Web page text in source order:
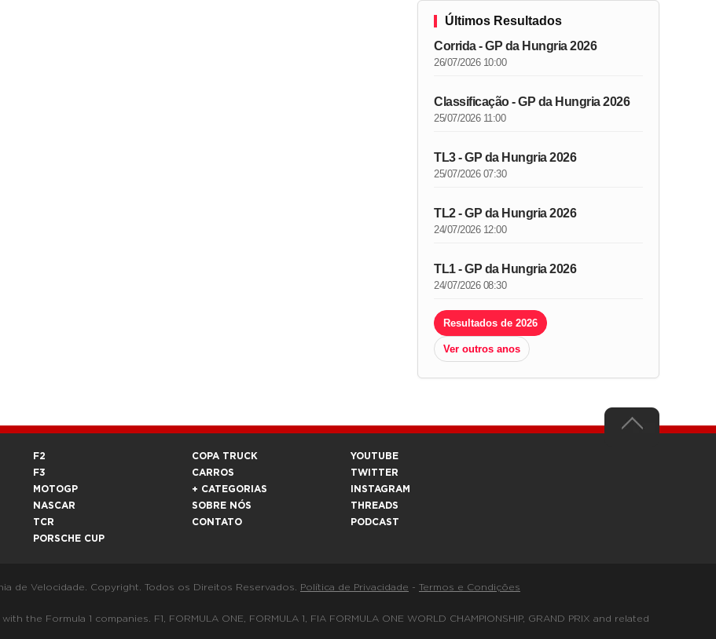
Últimos Resultados
Corrida - GP da Hungria 2026
26/07/2026 10:00
Classificação - GP da Hungria 2026
25/07/2026 11:00
TL3 - GP da Hungria 2026
25/07/2026 07:30
TL2 - GP da Hungria 2026
24/07/2026 12:00
TL1 - GP da Hungria 2026
24/07/2026 08:30
Resultados de 2026
Ver outros anos
F2
F3
MOTOGP
NASCAR
TCR
PORSCHE CUP
COPA TRUCK
CARROS
+ CATEGORIAS
SOBRE NÓS
CONTATO
YOUTUBE
TWITTER
INSTAGRAM
THREADS
PODCAST
de Velocidade. Copyright. Todos os Direitos Reservados. Política de Privacidade - Termos e Condições
Formula 1 companies. F1, FORMULA ONE, FORMULA 1, FIA FORMULA ONE WORLD CHAMPIONSHIP, GRAND PRIX and related